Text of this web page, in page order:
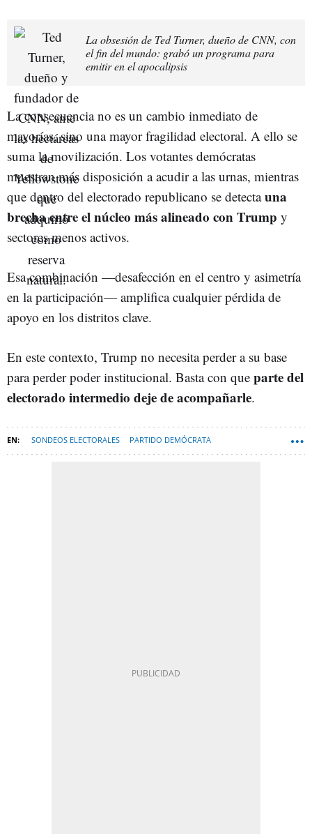
La obsesión de Ted Turner, dueño de CNN, con
el fin del mundo: grabó un programa para
emitir en el apocalipsis
La consecuencia no es un cambio inmediato de
mayorías, sino una mayor fragilidad electoral. A ello se
suma la movilización. Los votantes demócratas
muestran más disposición a acudir a las urnas, mientras
que dentro del electorado republicano se detectauna
brecha entre el núcleo más alineado con Trump y
sectores menos activos.
Esa combinación —desafección en el centro y asimetría
en la participación— amplifica cualquier pérdida de
apoyo en los distritos clave.
En este contexto, Trump no necesita perder a su base
para perder poder institucional. Basta con que parte del
electorado intermedio deje de acompañarle.
SONDEOS ELECTORALES PARTIDO DEMÓCRATA